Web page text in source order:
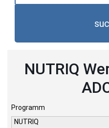
NUTRIQ
Programm
NUTRIQ